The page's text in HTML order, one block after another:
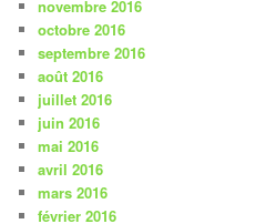
novembre 2016
octobre 2016
septembre 2016
août 2016
juillet 2016
juin 2016
mai 2016
avril 2016
mars 2016
février 2016